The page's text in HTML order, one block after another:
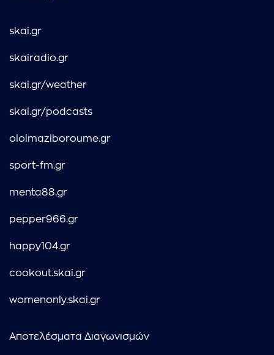
skai.gr
skairadio.gr
skai.gr/weather
skai.gr/podcasts
oloimaziboroume.gr
sport-fm.gr
menta88.gr
pepper966.gr
happy104.gr
cookout.skai.gr
womenonly.skai.gr
Αποτελέσματα Διαγωνισμών